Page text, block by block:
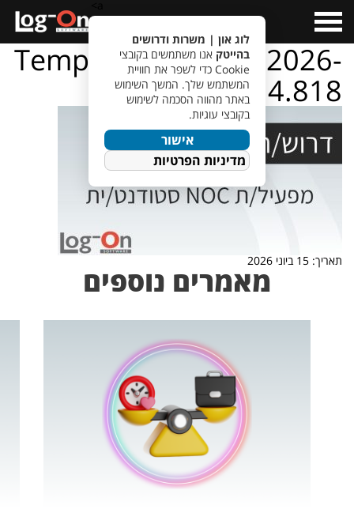
Menu
TempletJobsWeb – 2026-
06-15T111614.818
תאריך: 15 ביוני 2026
מאמרים נוספים
לוג און | משרות ודרושים
בהייטק אנו משתמשים בקובצי
Cookie כדי לשפר את חוויית
המשתמש שלך. המשך השימוש
באתר מהווה הסכמה לשימוש
בקובצי עוגיות.
אישור
מדיניות הפרטיות